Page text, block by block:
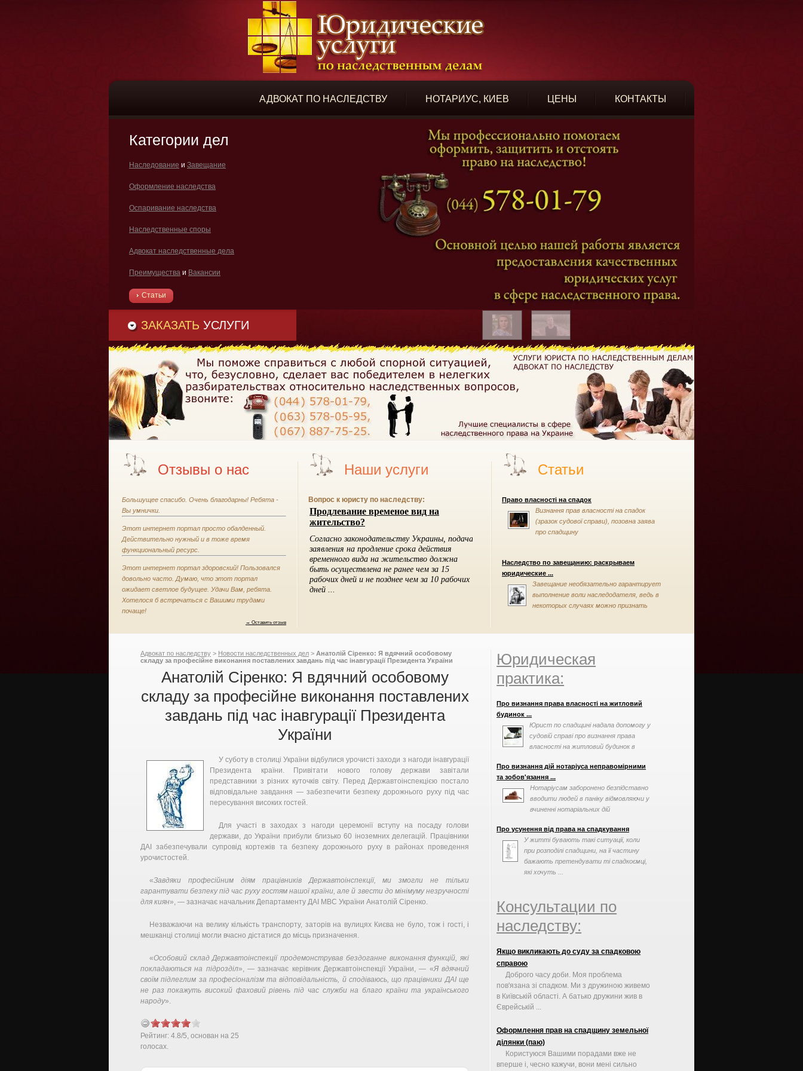
АДВОКАТ ПО НАСЛЕДСТВУ НОТАРИУС, КИЕВ ЦЕНЫ КОНТАКТЫ
Категории дел
Наследование и Завещание
Оформление наследства
Оспаривание наследства
Наследственные споры
Адвокат наследственные дела
Преимущества и Вакансии
Статьи
ЗАКАЗАТЬ УСЛУГИ
Отзывы о нас
Большущее спасибо. Очень благодарны! Ребята -
Вы умнички.
Этот интернет портал просто обалденный.
Действительно нужный и в тоже время
функциональный ресурс.
Этот интернет портал здоровский! Пользовался
довольно часто. Думаю, что этот портал
ожидает светлое будущее. Удачи Вам, ребята.
Хотелося б встречаться с Вашими трудами
почаще!
→ Оставить отзыв
Наши услуги
Вопрос к юристу по наследству:
Статьи
Право власності на спадок
Визнання прав власності на спадок
(зразок судової справи), позовна заява
про спадщину
Наследство по завещанию: раскрываем
юридические ...
Завещание необязательно гарантирует
выполнение воли наследодателя, ведь в
некоторых случаях можно признать
Адвокат по наследству > Новости наследственных дел > Анатолій Сіренко: Я вдячний особовому
складу за професійне виконання поставлених завдань під час інавгурації Президента України
Анатолій Сіренко: Я вдячний особовому
складу за професійне виконання поставлених
завдань під час інавгурації Президента
України
У суботу в столиці України відбулися урочисті заходи з нагоди інавгурації
Президента країни. Привітати нового голову держави завітали
представники з різних куточків світу. Перед Державтоінспекцією постало
відповідальне завдання — забезпечити безпеку дорожнього руху під час
пересування високих гостей.
Для участі в заходах з нагоди церемонії вступу на посаду голови
держави, до України прибули близько 60 іноземних делегацій. Працівники
ДАІ забезпечували супровід кортежів та безпеку дорожнього руху в районах проведення
урочистостей.
«Завдяки професійним діям працівників Державтоінспекції, ми змогли не тільки
гарантувати безпеку під час руху гостям нашої країни, але й звести до мінімуму незручності
для киян», — зазначає начальник Департаменту ДАІ МВС України Анатолій Сіренко.
Незважаючи на велику кількість транспорту, заторів на вулицях Києва не було, тож і гості, і
мешканці столиці могли вчасно дістатися до місць призначення.
«Особовий склад Державтоінспекції продемонстрував бездоганне виконання функцій, які
покладаються на підрозділ», — зазначає керівник Державтоінспекції України, — «Я вдячний
своїм підлеглим за професіоналізм та відповідальність, й сподіваюсь, що працівники ДАІ ще
не раз покажуть високий фаховий рівень під час служби на благо країни та українського
народу».
Рейтинг: 4.8/5, основан на 25
голосах.
Юридическая
практика:
Про визнання права власності на житловий
будинок ...
Юрист по спадщині надала допомогу у
судовій справі про визнання права
власності на житловий будинок в
Про визнання дій нотаріуса неправомірними
та зобов'язання ...
Нотаріусам заборонено безпідставно
вводити людей в паніку відмовляючи у
вчиненні нотаріальних дій
Про усунення від права на спадкування
У житті бувають такі ситуації, коли
при розподілі спадщини, на її частину
бажають претендувати ті спадкоємці,
які хочуть ...
Консультации по
наследству:
Якщо викликають до суду за спадковою
справою
Доброго часу доби. Моя проблема
пов'язана зі спадком. Ми з дружиною живемо
в Київській області. А батько дружини жив в
Єврейській ...
Оформлення прав на спадщину земельної
ділянки (паю)
Користуюся Вашими порадами вже не
вперше і, чесно кажучи, вони мені сильно